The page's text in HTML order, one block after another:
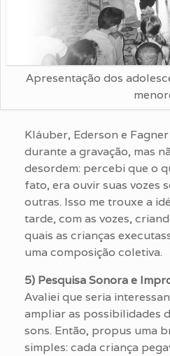
Apresentação dos
Kláuber, Ederson e
durante a gravação, mas
desordem: percebi que o
fato, era ouvir suas vozes
outras. Isso me trouxe a
tarde, com as vozes,
quais as crianças
uma composição coletiva.
5) Pesquisa Sonora e
Avaliei que seria
ampliar as possibilidades
sons. Então, propus uma
simples: cada criança